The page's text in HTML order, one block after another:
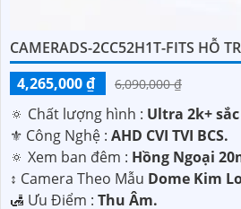
CAMERADS-2CC52H1T-FITS HỖ
4,265,000 ₫
6,090,000 ₫
🔅 Chất lượng hình : Ultra 2k+
⚜️ Công Nghệ : AHD CVI TVI BCS.
🔅 Xem ban đêm : Hồng Ngoại
↕️ Camera Theo Mẫu Dome Kim
️🛃 Ưu Điểm : Thu Âm.